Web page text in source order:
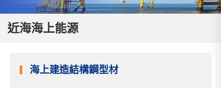
近海海上能源
海上建造結構鋼型材